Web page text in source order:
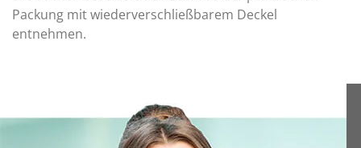
Packung mit wiederverschließbarem Deckel
entnehmen.